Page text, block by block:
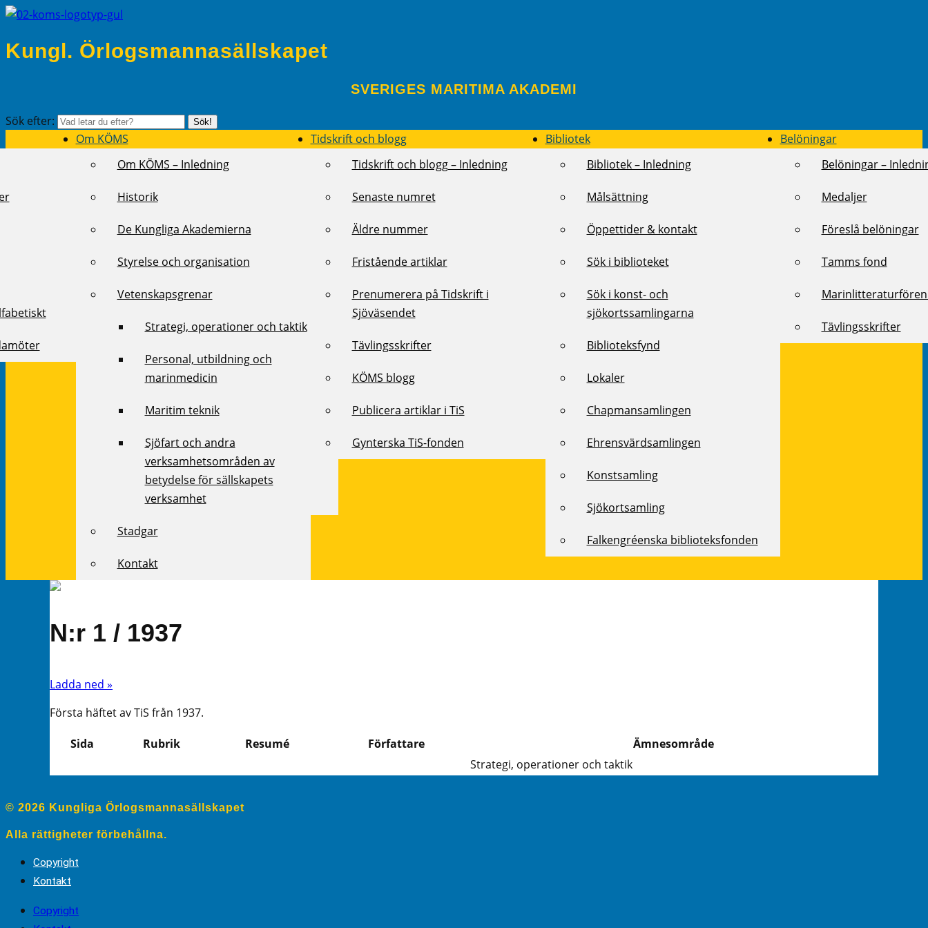
Kungl. Örlogsmannasällskapet
SVERIGES MARITIMA AKADEMI
Sök efter: Sök!
Om KÖMS
Om KÖMS – Inledning
Historik
De Kungliga Akademierna
Styrelse och organisation
Vetenskapsgrenar
Strategi, operationer och taktik
Personal, utbildning och
marinmedicin
Maritim teknik
Sjöfart och andra
verksamhetsområden av
betydelse för sällskapets
verksamhet
Stadgar
Kontakt
Tidskrift och blogg
Tidskrift och blogg – Inledning
Senaste numret
Äldre nummer
Fristående artiklar
Prenumerera på Tidskrift i
Sjöväsendet
Tävlingsskrifter
KÖMS blogg
Publicera artiklar i TiS
Gynterska TiS-fonden
Bibliotek
Bibliotek – Inledning
Målsättning
Öppettider & kontakt
Sök i biblioteket
Sök i konst- och
sjökortssamlingarna
Biblioteksfynd
Lokaler
Chapmansamlingen
Ehrensvärdsamlingen
Konstsamling
Sjökortsamling
Falkengréenska biblioteksfonden
Belöningar
Belöningar –
Medaljer
Föreslå belöningar
Tamms fond
Tävlingsskrifter
N:r 1 / 1937
Ladda ned »
Första häftet av TiS från 1937.
Sida Rubrik Resumé Författare
Ämnesområde
Strategi, operationer och taktik
© 2026 Kungliga Örlogsmannasällskapet
Alla rättigheter förbehållna.
Copyright
Kontakt
Copyright